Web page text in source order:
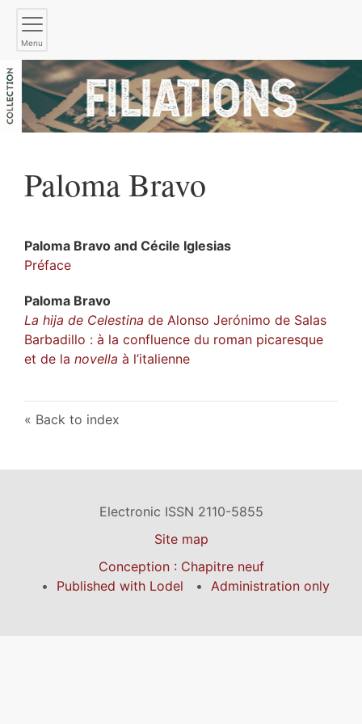
Menu
PalomaBravo
Paloma Bravo and Cécile Iglesias
Préface
Paloma Bravo
La hija de Celestina de Alonso Jerónimo de Salas
Barbadillo : à la confluence du roman picaresque
et de la novella à l’italienne
Back to index
Electronic ISSN 2110-5855
Site map
Conception : Chapitre neuf
Published with Lodel
Administration only